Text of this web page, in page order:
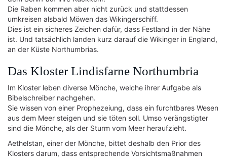
Die Raben kommen aber nicht zurück und stattdessen
umkreisen alsbald Möwen das Wikingerschiff.
Dies ist ein sicheres Zeichen dafür, dass Festland in der Nähe
ist. Und tatsächlich landen kurz darauf die Wikinger in England,
an der Küste Northumbrias.
Das Kloster Lindisfarne Northumbria
Im Kloster leben diverse Mönche, welche ihrer Aufgabe als
Bibelschreiber nachgehen.
Sie wissen von einer Prophezeiung, dass ein furchtbares Wesen
aus dem Meer steigen und sie töten soll. Umso verängstigter
sind die Mönche, als der Sturm vom Meer heraufzieht.
Aethelstan, einer der Mönche, bittet deshalb den Prior des
Klosters darum, dass entsprechende Vorsichtsmaßnahmen